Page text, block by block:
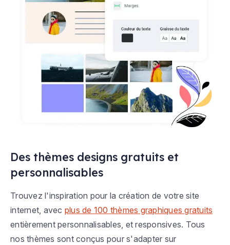
Des thèmes designs gratuits et
personnalisables
Trouvez l'inspiration pour la création de votre site
internet, avec plus de 100 thèmes graphiques gratuits
entièrement personnalisables, et responsives. Tous
nos thèmes sont conçus pour s'adapter sur